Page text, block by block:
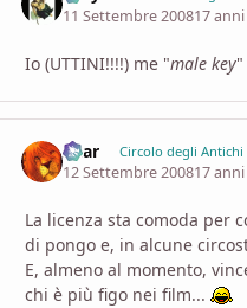
11 Settembre 200817 anni
Io (UTTINI!!!!) me "male key
Shar Circolo degli Antichi
12 Settembre 200817 anni
La licenza sta comoda per
di pongo e, in alcune
E, almeno al momento,
chi è più figo nei film...